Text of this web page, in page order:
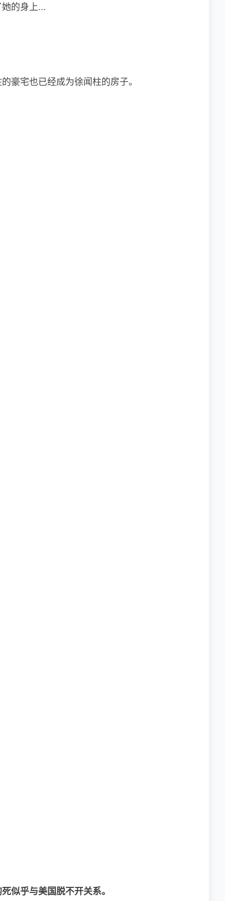
的身上...
豪宅也已经成为徐闻柱的房子。
似乎与美国脱不开关系。